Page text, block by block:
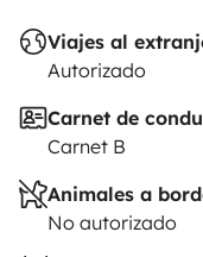
Viajes al
Autorizado
Carnet de
Carnet B
Animales a
No autorizado